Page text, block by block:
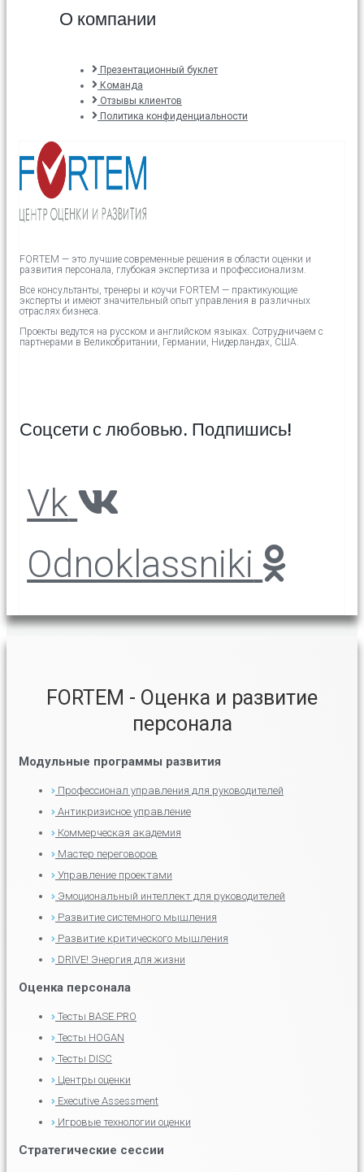
О компании
Презентационный буклет
Команда
Отзывы клиентов
Политика конфиденциальности
FORTEM — это лучшие современные решения в области оценки и
развития персонала, глубокая экспертиза и профессионализм.
Все консультанты, тренеры и коучи FORTEM — практикующие
эксперты и имеют значительный опыт управления в различных
отраслях бизнеса.
Проекты ведутся на русском и английском языках. Сотрудничаем с
партнерами в Великобритании, Германии, Нидерландах, США.
Соцсети с любовью. Подпишись!
Vk
Odnoklassniki
FORTEM - Оценка и развитие
персонала
Модульные программы развития
Профессионал управления для руководителей
Антикризисное управление
Коммерческая академия
Мастер переговоров
Управление проектами
Эмоциональный интеллект для руководителей
Развитие системного мышления
Развитие критического мышления
DRIVE! Энергия для жизни
Оценка персонала
Тесты BASE.PRO
Тесты HOGAN
Тесты DISC
Центры оценки
Executive Assessment
Игровые технологии оценки
Стратегические сессии